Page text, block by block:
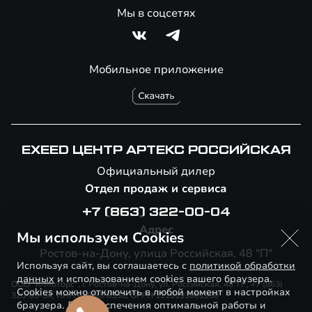
Мобильное приложение
Мы в соцсетях
EXEED ЦЕНТР АРТЕКС РОССИЙСКАЯ
Официальный дилер
Отдел продаж и сервиса
+7 (863) 322-00-04
Адрес
Ростов-на-Дону, улица Российская, 48 "П"
ООО "К-Моторс", г. Ростов-на-Дону, ул. Российская, 48"П", +7 (863)
320-09-54, ИНН 6166078330, ОГРН 1116193001990
Мы используем Cookies
Используя сайт, вы соглашаетесь с политикой обработки
данных и использованием cookies вашего браузера.
Cookies можно отключить в любой момент в настройках
браузера. Для обеспечения оптимальной работы и